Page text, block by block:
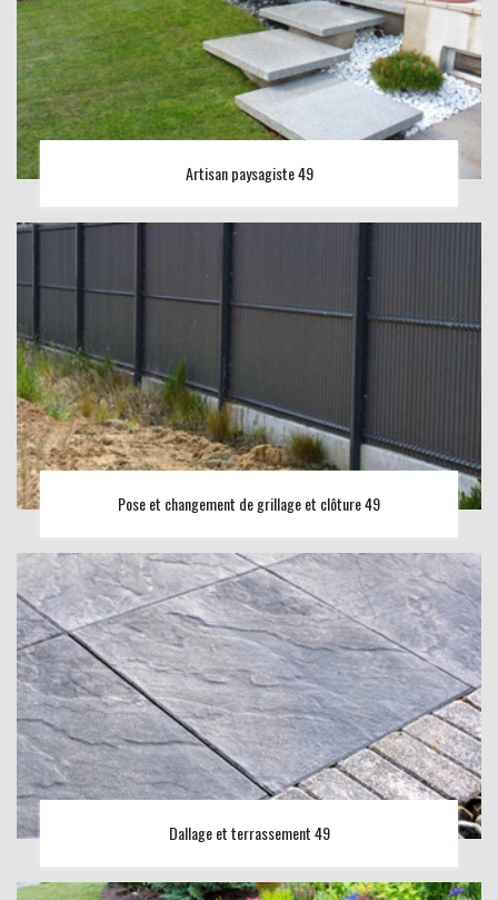
Artisan paysagiste 49
Pose et changement de grillage et clôture 49
Dallage et terrassement 49